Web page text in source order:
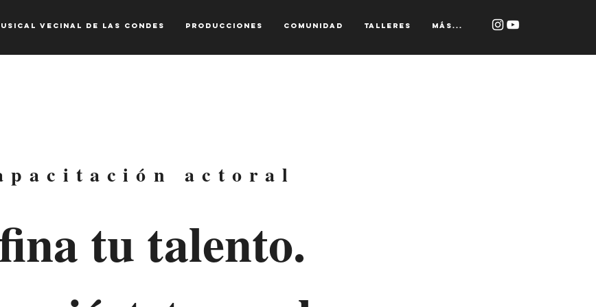
VECINAL DE LAS CONDES Producciones Comunidad Talleres Más...
actoral
tu talento.